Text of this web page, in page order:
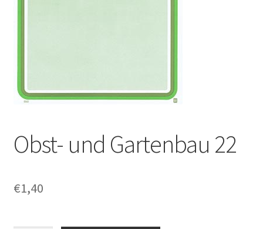
Obst- und Gartenbau 22
€1,40